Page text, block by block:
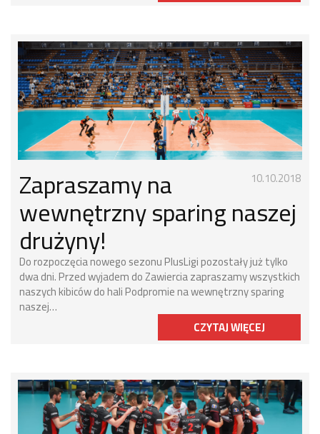
10.10.2018
Zapraszamy na
wewnętrzny sparing naszej
drużyny!
Do rozpoczęcia nowego sezonu PlusLigi pozostały już tylko
dwa dni. Przed wyjadem do Zawiercia zapraszamy wszystkich
naszych kibiców do hali Podpromie na wewnętrzny sparing
naszej…
CZYTAJ WIĘCEJ